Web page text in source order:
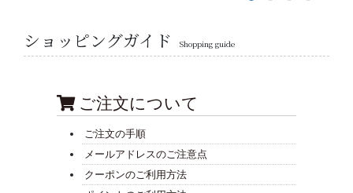
ショッピングガイド Shopping guide
ご注文について
ご注文の手順
メールアドレスのご注意点
クーポンのご利用方法